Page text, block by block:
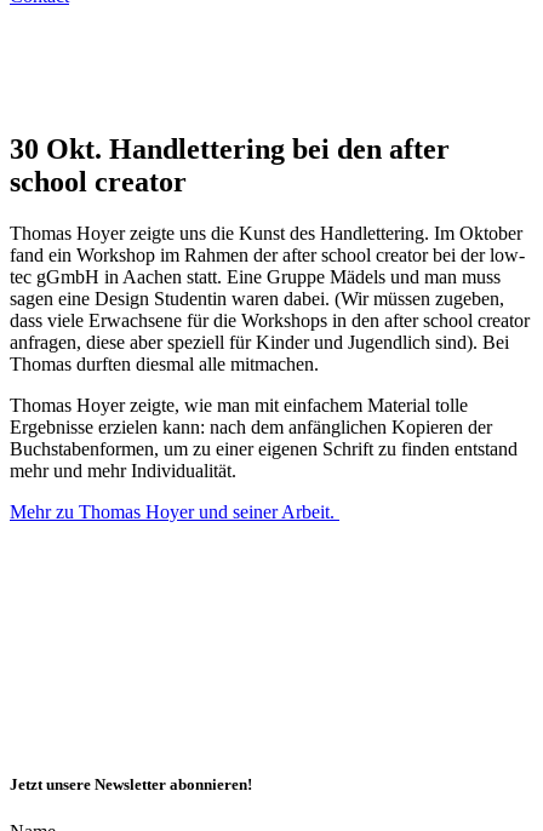
30 Okt. Handlettering bei den after
school creator
Thomas Hoyer zeigte uns die Kunst des Handlettering. Im Oktober
fand ein Workshop im Rahmen der after school creator bei der low-
tec gGmbH in Aachen statt. Eine Gruppe Mädels und man muss
sagen eine Design Studentin waren dabei. (Wir müssen zugeben,
dass viele Erwachsene für die Workshops in den after school creator
anfragen, diese aber speziell für Kinder und Jugendlich sind). Bei
Thomas durften diesmal alle mitmachen.
Thomas Hoyer zeigte, wie man mit einfachem Material tolle
Ergebnisse erzielen kann: nach dem anfänglichen Kopieren der
Buchstabenformen, um zu einer eigenen Schrift zu finden entstand
mehr und mehr Individualität.
Mehr zu Thomas Hoyer und seiner Arbeit.
Jetzt unsere Newsletter abonnieren!